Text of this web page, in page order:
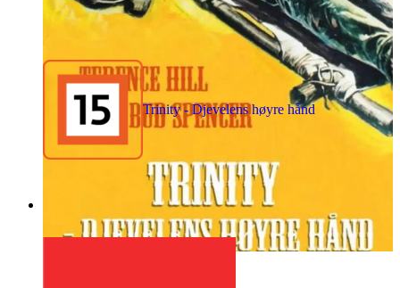
Trinity - Djevelens høyre hånd